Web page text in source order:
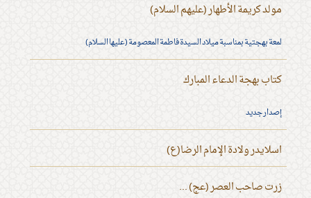
مولد كريمة الأطهار (عليهم السلام)
لمعة بهجتية بمناسبة ميلاد السيدة فاطمة المعصومة (عليها السلام)
كتاب بهجة الدعاء المبارك
إصدار جديد
اسلايدر ولادة الإمام الرضا(ع)
زرت صاحب العصر (عج) ...